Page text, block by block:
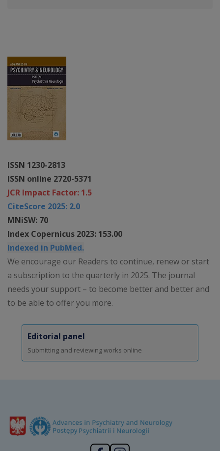
ISSN 1230-2813
ISSN online 2720-5371
JCR Impact Factor: 1.5
CiteScore 2025: 2.0
MNiSW: 70
Index Copernicus 2023: 153.00
Indexed in PubMed.
We encourage our Readers to continue, renew or start
a subscription to the quarterly in 2025. The journal
needs your support – to become better and better and
to be able to offer you more.
Editorial panel
Submitting and reviewing works online